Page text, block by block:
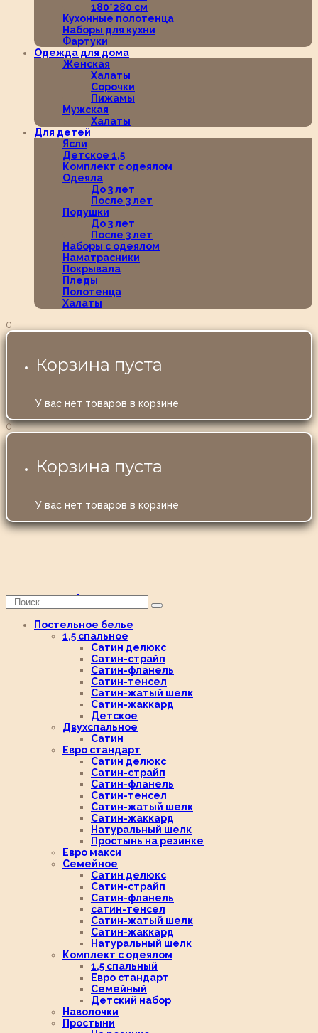
180*280 см
Кухонные полотенца
Наборы для кухни
Фартуки
Одежда для дома
Женская
Халаты
Сорочки
Пижамы
Мужская
Халаты
Для детей
Ясли
Детское 1,5
Комплект с одеялом
Одеяла
До 3 лет
После 3 лет
Подушки
До 3 лет
После 3 лет
Наборы с одеялом
Наматрасники
Покрывала
Пледы
Полотенца
Халаты
0
Корзина пуста
У вас нет товаров в корзине
0
Корзина пуста
У вас нет товаров в корзине
Постельное белье
1,5 спальное
Сатин делюкс
Сатин-страйп
Сатин-фланель
Сатин-тенсел
Сатин-жатый шелк
Сатин-жаккард
Детское
Двухспальное
Сатин
Евро стандарт
Сатин делюкс
Сатин-страйп
Сатин-фланель
Сатин-тенсел
Сатин-жатый шелк
Сатин-жаккард
Натуральный шелк
Простынь на резинке
Евро макси
Семейное
Сатин делюкс
Сатин-страйп
Сатин-фланель
сатин-тенсел
Сатин-жатый шелк
Сатин-жаккард
Натуральный шелк
Комплект с одеялом
1,5 спальный
Евро стандарт
Семейный
Детский набор
Наволочки
Простыни